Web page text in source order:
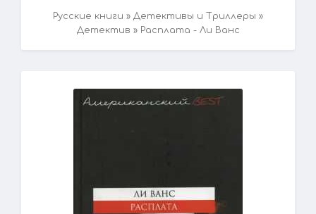
Русские книги » Детективы и Триллеры »
Детектив » Расплата - Ли Ванс